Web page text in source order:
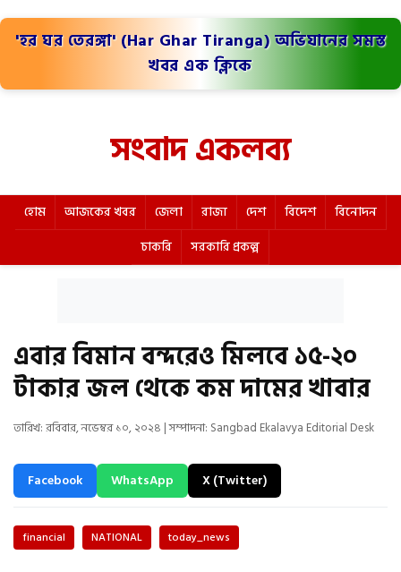
'হর ঘর তেরঙ্গা' (Har Ghar Tiranga) অভিযানের সমস্ত
খবর এক ক্লিকে
সংবাদ একলব্য
হোম আজকের খবর জেলা রাজ্য দেশ বিদেশ
বিনোদন
চাকরি
সরকারি প্রকল্প
এবার বিমান বন্দরেও মিলবে ১৫-২০
টাকার জল থেকে কম দামের খাবার
তারিখ: রবিবার, নভেম্বর ১০, ২০২৪ | সম্পাদনা: Sangbad Ekalavya Editorial Desk
Facebook WhatsApp X (Twitter)
financial NATIONAL today_news